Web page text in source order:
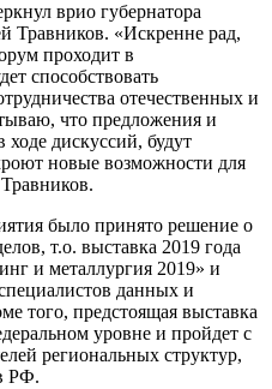
врио губернатора
Травников. «Искренне рад,
проходит в
способствовать
отечественных и
что предложения и
дискуссий, будут
новые возможности для
было принято решение о
т.о. выставка 2019 года
и металлургия 2019» и
данных и
того, предстоящая выставка
уровне и пройдет с
региональных структур,
РФ.